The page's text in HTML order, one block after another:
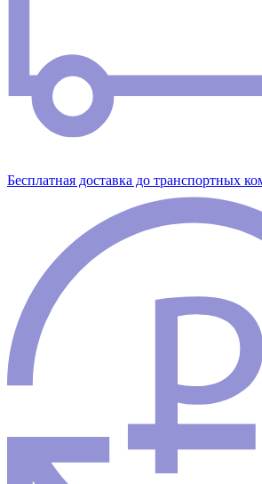
Бесплатная доставка до транспортных